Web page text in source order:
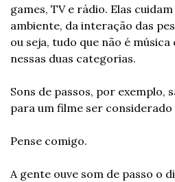
games, TV e rádio. Elas
ambiente, da interação das
ou seja, tudo que não é
nessas duas categorias.
Sons de passos, por exemplo,
para um filme ser considerado
Pense comigo.
A gente ouve som de passo o